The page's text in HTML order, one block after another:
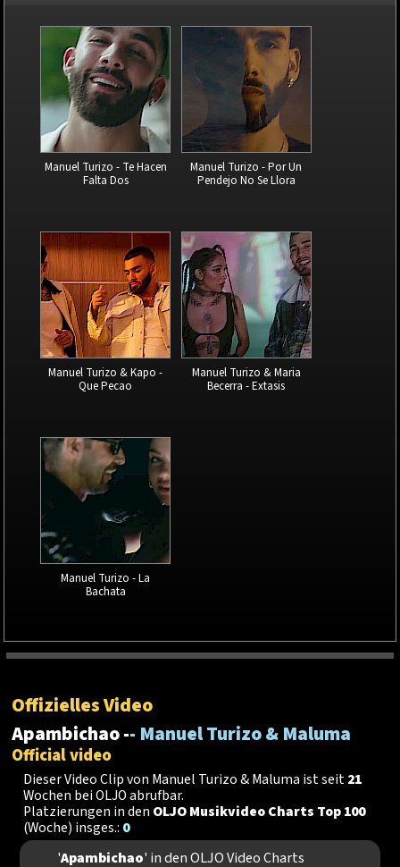
Manuel Turizo - Te Hacen
Falta Dos
Manuel Turizo - Por Un
Pendejo No Se Llora
Manuel Turizo & Kapo -
Que Pecao
Manuel Turizo & Maria
Becerra - Extasis
Manuel Turizo - La
Bachata
Offizielles Video
Apambichao -- Manuel Turizo & Maluma
Official video
Dieser Video Clip von Manuel Turizo & Maluma ist seit21
Wochen bei OLJO abrufbar.
Platzierungen in den OLJO Musikvideo Charts Top 100
(Woche) insges.: 0
'Apambichao' in den OLJO Video Charts